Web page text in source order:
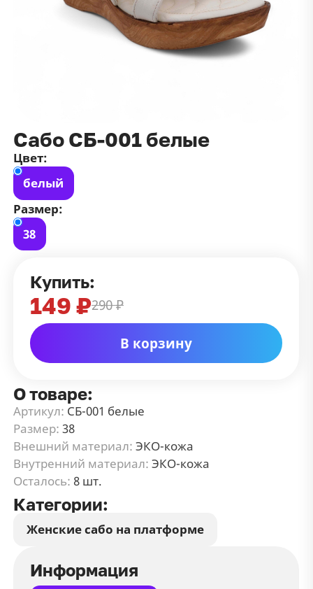
Сабо СБ-001 белые
Цвет:
белый
Размер:
38
Купить:
149 ₽290 ₽
В корзину
О товаре:
Артикул: СБ-001 белые
Размер: 38
Внешний материал: ЭКО-кожа
Внутренний материал: ЭКО-кожа
Осталось: 8 шт.
Категории:
Женские сабо на платформе
Информация
ипубличной оффертой
Зарегистрироваться
42